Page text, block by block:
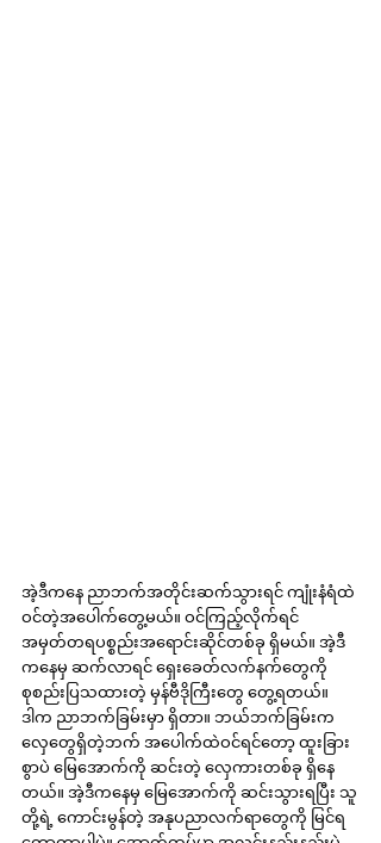
အဲ့ဒီကနေ ညာဘက်အတိုင်းဆက်သွားရင် ကျုံးနံရံထဲ
ဝင်တဲ့အပေါက်တွေ့မယ်။ ဝင်ကြည့်လိုက်ရင်
အမှတ်တရပစ္စည်းအရောင်းဆိုင်တစ်ခု ရှိမယ်။ အဲ့ဒီ
ကနေမှ ဆက်လာရင် ရှေးခေတ်လက်နက်တွေကို
စုစည်းပြသထားတဲ့ မှန်ဗီဒိုကြီးတွေ တွေ့ရတယ်။
ဒါက ညာဘက်ခြမ်းမှာ ရှိတာ။ ဘယ်ဘက်ခြမ်းက
လှေတွေရှိတဲ့ဘက် အပေါက်ထဲဝင်ရင်တော့ ထူးခြား
စွာပဲ မြေအောက်ကို ဆင်းတဲ့ လှေကားတစ်ခု ရှိနေ
တယ်။ အဲ့ဒီကနေမှ မြေအောက်ကို ဆင်းသွားရပြီး သူ
တို့ရဲ့ ကောင်းမွန်တဲ့ အနုပညာလက်ရာတွေကို မြင်ရ